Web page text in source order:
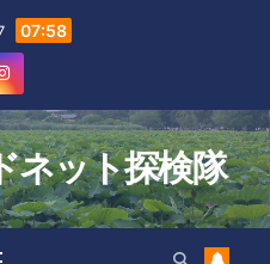
07:58
ネット探検隊